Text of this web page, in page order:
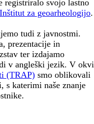
registriralo svojo lastno
Inštitut za geoarheologijo.
tudi z javnostmi.
prezentacije in
ter izdajamo
v angleški jezik. V
(TRAP) smo oblikovali
s katerimi naše znanje